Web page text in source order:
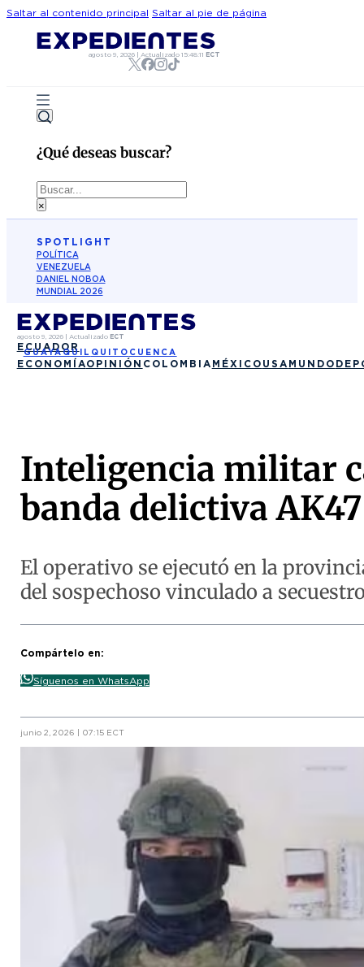
Saltar al contenido principal Saltar al pie de página
agosto 9, 2026 |Actualizado15:48:11 ECT
¿Qué deseas buscar?
Buscar
×
SPOTLIGHT
POLÍTICA
VENEZUELA
DANIEL NOBOA
MUNDIAL 2026
agosto 9, 2026| Actualizado ECT
ECUADOR
GUAYAQUIL QUITO CUENCA
ECONOMÍAOPINIÓN COLOMBIA MÉXICO USA MUNDO
Inteligencia militar
banda delictiva
El operativo se ejecutó en la
del sospechoso vinculado a
Compártelo en:
Síguenos en WhatsApp
junio 2, 2026 | 07:15 ECT